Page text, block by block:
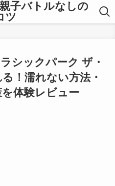
子バトルなしの
ツ
シックパーク ザ・
！濡れない方法・
体験レビュー